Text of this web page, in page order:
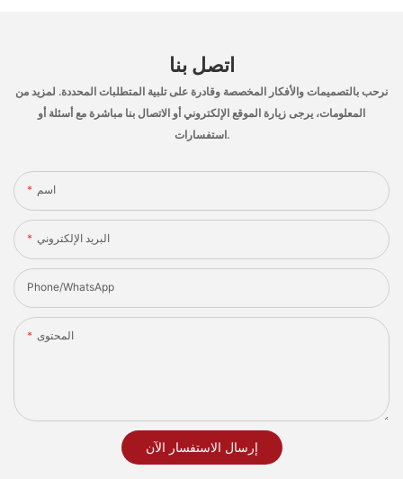
اتصل بنا
نرحب بالتصميمات والأفكار المخصصة وقادرة على تلبية المتطلبات المحددة. لمزيد من
المعلومات، يرجى زيارة الموقع الإلكتروني أو الاتصال بنا مباشرة مع أسئلة أو
استفسارات.
اسم
البريد الإلكتروني
Phone/whatsApp
المحتوى
إرسال الاستفسار الآن